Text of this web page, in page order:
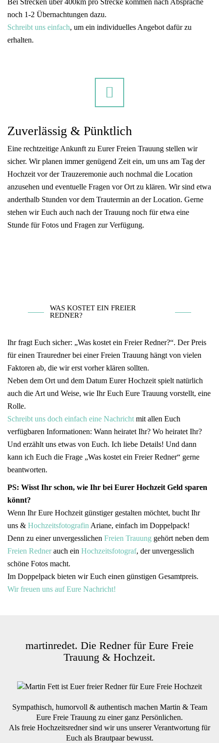
noch 1-2 Übernachtungen dazu.
Schreibt uns einfach, um ein individuelles Angebot dafür zu
erhalten.
Zuverlässig & Pünktlich
Eine rechtzeitige Ankunft zu Eurer Freien Trauung stellen wir
sicher. Wir planen immer genügend Zeit ein, um uns am Tag der
Hochzeit vor der Trauzeremonie auch nochmal die Location
anzusehen und eventuelle Fragen vor Ort zu klären. Wir sind etwa
anderthalb Stunden vor dem Trautermin an der Location. Gerne
stehen wir Euch auch nach der Trauung noch für etwa eine
Stunde für Fotos und Fragen zur Verfügung.
WAS KOSTET EIN FREIER
REDNER?
Ihr fragt Euch sicher: „Was kostet ein Freier Redner?“. Der Preis
für einen Trauredner bei einer Freien Trauung hängt von vielen
Faktoren ab, die wir erst vorher klären sollten.
Neben dem Ort und dem Datum Eurer Hochzeit spielt natürlich
auch die Art und Weise, wie Ihr Euch Eure Trauung vorstellt, eine
Rolle.
Schreibt uns doch einfach eine Nachricht mit allen Euch
verfügbaren Informationen: Wann heiratet Ihr? Wo heiratet Ihr?
Und erzählt uns etwas von Euch. Ich liebe Details! Und dann
kann ich Euch die Frage „Was kostet ein Freier Redner“ gerne
beantworten.
PS: Wisst Ihr schon, wie Ihr bei Eurer Hochzeit Geld sparen
könnt?
Wenn Ihr Eure Hochzeit günstiger gestalten möchtet, bucht Ihr
uns & Hochzeitsfotografin Ariane, einfach im Doppelpack!
Denn zu einer unvergesslichen Freien Trauung gehört neben dem
Freien Rednerauch ein Hochzeitsfotograf, der unvergesslich
schöne Fotos macht.
Im Doppelpack bieten wir Euch einen günstigen Gesamtpreis.
Wir freuen uns auf Eure Nachricht!
martinredet. Die Redner für Eure Freie
Trauung & Hochzeit.
Sympathisch, humorvoll & authentisch machen Martin & Team
Eure Freie Trauung zu einer ganz Persönlichen.
Als freie Hochzeitsredner sind wir uns unserer Verantwortung für
Euch als Brautpaar bewusst.